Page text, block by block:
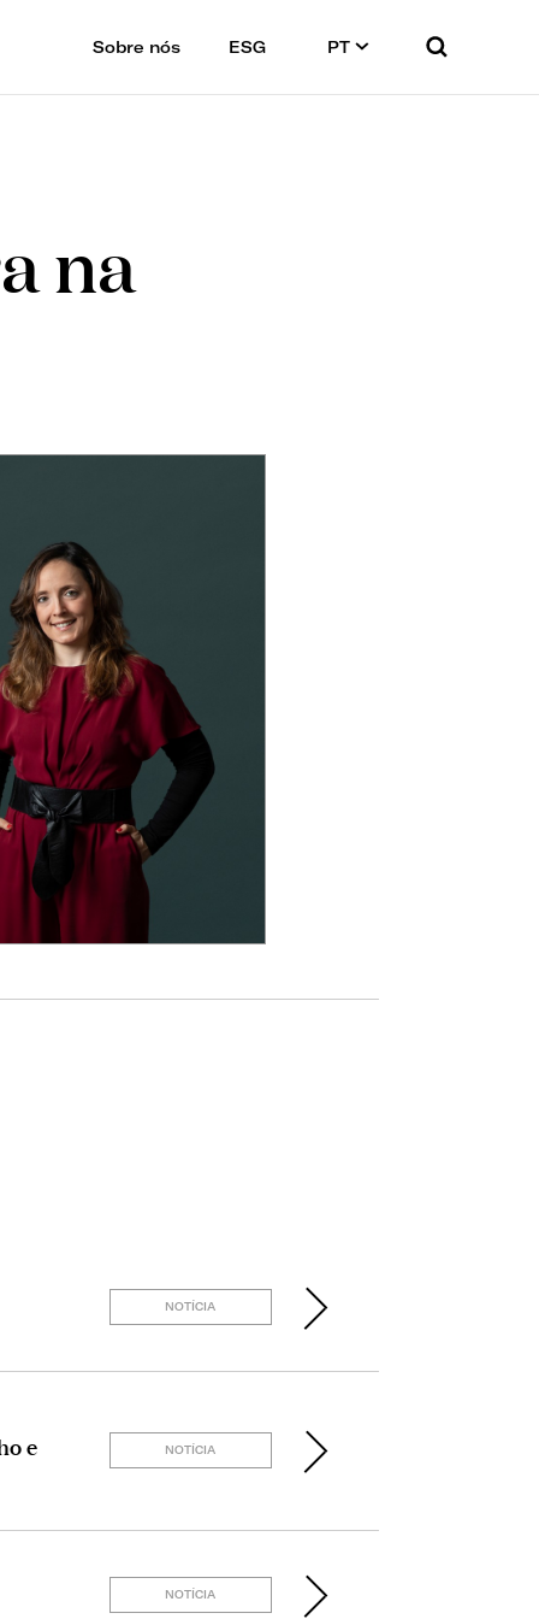
Sobre nós ESG PT
na
NOTÍCIA
e
NOTÍCIA
NOTÍCIA